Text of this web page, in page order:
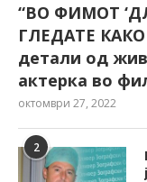
“ВО ФИМОТ
ГЛЕДАТЕ
детали од
актерка во
октомври 27, 2022
2